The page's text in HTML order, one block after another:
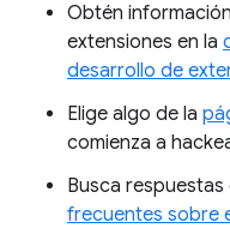
Obtén
extensiones en la
desarrollo de
Elige algo de la
comienza a
Busca respuestas
frecuentes sobre